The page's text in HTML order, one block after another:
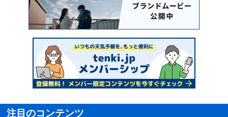
注目のコンテンツ